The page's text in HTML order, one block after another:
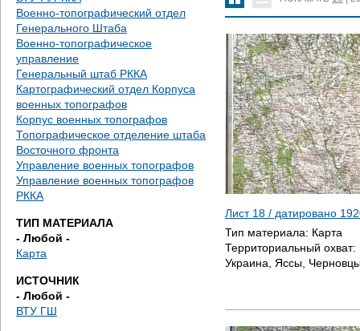
з
д
е
с
ь
Военно-топографический отдел
Генерального Штаба
Военно-топографическое
управление
Генеральный штаб РККА
Картографический отдел Корпуса
военных топографов
Корпус военных топографов
Топографическое отделение штаба
Восточного фронта
Управление военных топографов
Управление военных топографов
РККА
ТИП МАТЕРИАЛА
- Любой -
Карта
ИСТОЧНИК
- Любой -
ВТУ ГШ
Лист 18 / датировано
Тип материала: Карта
Территориальный охват:
Украина, Яссы,